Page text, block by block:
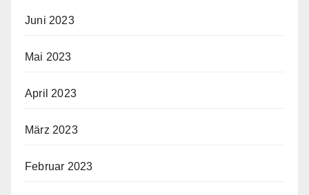
Juni 2023
Mai 2023
April 2023
März 2023
Februar 2023